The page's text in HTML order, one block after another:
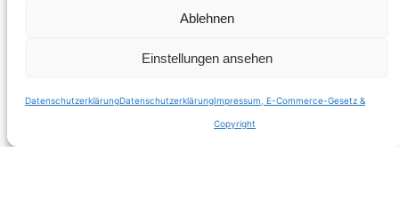
Ablehnen
Einstellungen ansehen
DatenschutzerklärungDatenschutzerklärungImpressum, E-Commerce-Gesetz &
Copyright